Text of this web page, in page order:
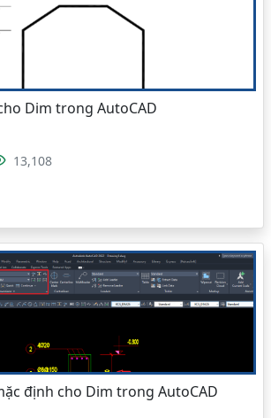
Dim trong AutoCAD
13,108
định cho Dim trong AutoCAD